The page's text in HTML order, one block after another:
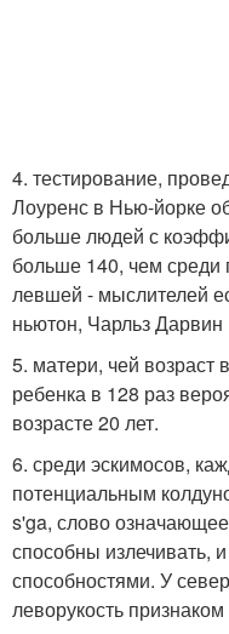
4. тестирование,
Лоуренс в Нью-йорке
больше людей с
больше 140, чем
левшей - мыслителей
ньютон, Чарльз
5. матери, чей
ребенка в 128 раз
возрасте 20 лет.
6. среди эскимосов,
потенциальным
s'ga, слово
способны излечивать,
способностями. У
леворукость признаком